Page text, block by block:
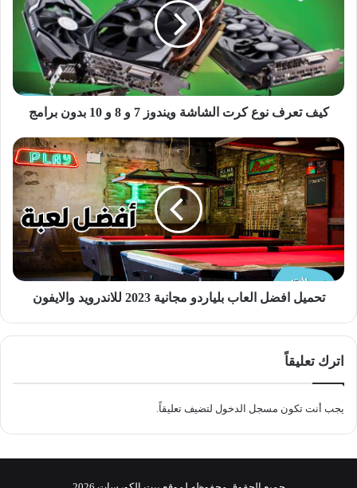
7
و
8
بدون
برامج
كيف تعرف نوع كرت الشاشة ويندوز 7 و 8 و 10 بدون برامج
تحميل
افضل
العاب
بلياردو
مجانية
2023
للاندرويد
والايفون
تحميل افضل العاب بلياردو مجانية 2023 للاندرويد والايفون
اترك تعليقاً
يجب أنت تكون مسجل الدخول لتضيف تعليقاً.